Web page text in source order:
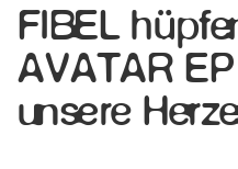
FIBEL
AVATAR
unsere